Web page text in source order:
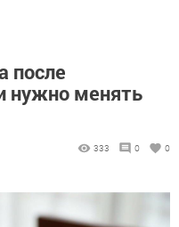
после
нужно менять
333 0 0